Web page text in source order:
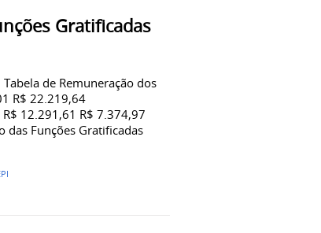
Gratificadas
de Remuneração dos
R$ 22.219,64
12.291,61 R$ 7.374,97
das Funções Gratificadas